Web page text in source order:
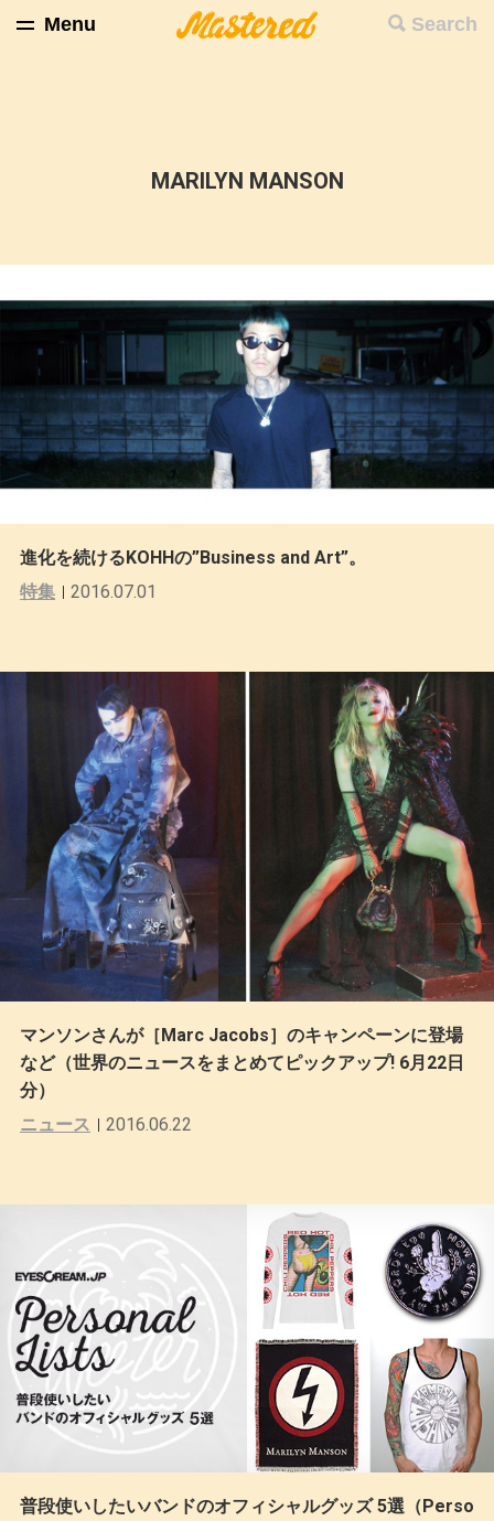
Search
Menu
MARILYN MANSON
進化を続けるKOHHの”Business and Art”。
特集
2016.07.01
マンソンさんが［Marc Jacobs］のキャンペーンに登場
など（世界のニュースをまとめてピックアップ! 6月22日
分）
ニュース
2016.06.22
普段使いしたいバンドのオフィシャルグッズ 5選（Perso